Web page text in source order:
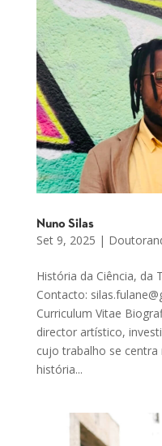
Nuno Silas
Set 9, 2025 |
História da Ciência, da
Contacto:
Curriculum Vitae
director artístico,
cujo trabalho se
história...